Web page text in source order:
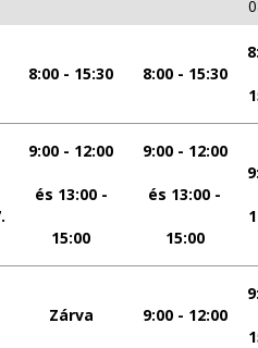
8:00 - 15:30 8:00 - 15:30
9:00 - 12:00
és 13:00 -
15:00
9:00 - 12:00
és 13:00 -
15:00
Zárva 9:00 - 12:00